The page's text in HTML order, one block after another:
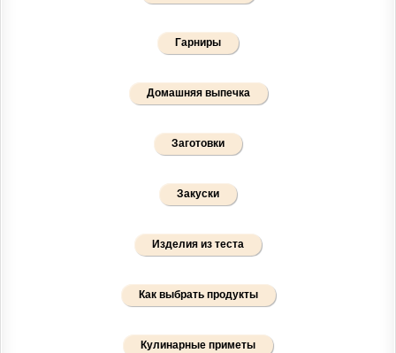
Гарниры
Домашняя выпечка
Заготовки
Закуски
Изделия из теста
Как выбрать продукты
Кулинарные приметы